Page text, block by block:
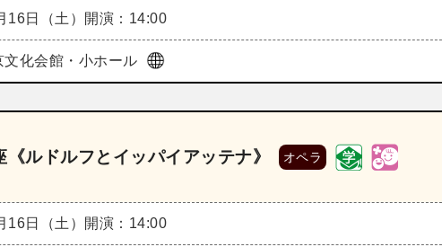
16日（土） 開演：14:00
文化会館・小ホール
ルドルフとイッパイアッテナ》 オペラ
16日（土） 開演：14:00